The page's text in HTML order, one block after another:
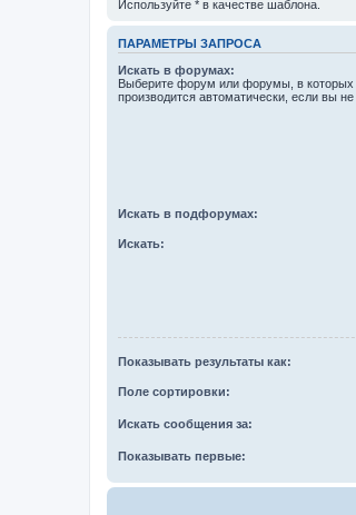
Используйте * в качестве шаблона.
ПАРАМЕТРЫ ЗАПРОСА
Искать в форумах:
Выберите форум или форумы, в которых
производится автоматически, если вы
Искать в подфорумах:
Искать:
Показывать результаты как:
Поле сортировки:
Искать сообщения за:
Показывать первые: